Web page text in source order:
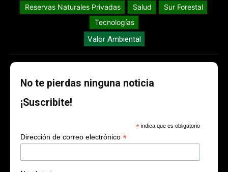
Reservas Naturales Privadas
Salud
Sur Forestal
Tecnologías
Valor Ambiental
No te pierdas ninguna noticia
¡Suscribite!
* indica que es obligatorio
Dirección de correo electrónico *